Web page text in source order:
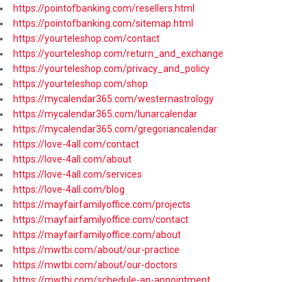
https://pointofbanking.com/resellers.html
https://pointofbanking.com/sitemap.html
https://yourteleshop.com/contact
https://yourteleshop.com/return_and_exchange
https://yourteleshop.com/privacy_and_policy
https://yourteleshop.com/shop
https://mycalendar365.com/westernastrology
https://mycalendar365.com/lunarcalendar
https://mycalendar365.com/gregoriancalendar
https://love-4all.com/contact
https://love-4all.com/about
https://love-4all.com/services
https://love-4all.com/blog
https://mayfairfamilyoffice.com/projects
https://mayfairfamilyoffice.com/contact
https://mayfairfamilyoffice.com/about
https://mwtbi.com/about/our-practice
https://mwtbi.com/about/our-doctors